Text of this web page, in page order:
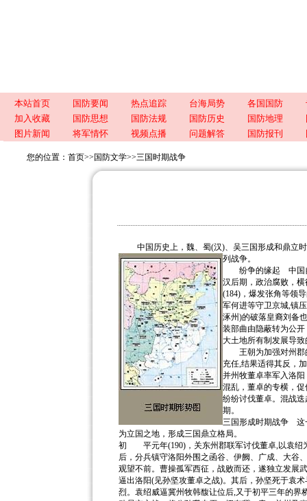
本站首页 国防要闻 热点追踪 台海局势 各国国防
加入收藏
国防思想 国防法规 国防历史 国防地理
图片新闻
将军情怀 视频点播 问题解答 国防报刊
您的位置： 首页>> 国防文学>>三国时期战争
中国历史上，魏、蜀(汉)、吴三国形成和鼎立时
列战争。
纷争的缘起 中国自
汉后期，政治腐败，
(184)，爆发张角等领
军何进等守卫京城,镇
涿州)的破落皇裔刘备
装部曲由隐蔽转为公
大土地所有制发展导
王朝为加强对州郡的
充任,结果适得其反，
并州牧董卓率军入洛
混乱，董卓的专横，
纷纷讨伐董卓。混战
期。
三国形成时期战争 这
为立国之地，形成三国鼎立格局。
初 平元年(190)，关东州郡联军讨伐董卓,以袁绍
后，分兵镇守洛阳外围之函谷、伊阙、广成、大谷
观望不前。曹操孤军西征，战败而还，遂独立发展
逼出洛阳(见孙坚攻董卓之战)。其后，孙坚死于袁
烈。袁绍威逼冀州牧韩馥让位后,又于初平三年的界